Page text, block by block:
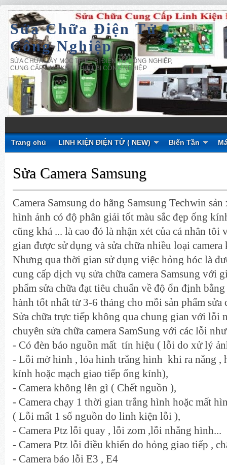
Sửa Chữa Điện Tử
Công Nghiệp
SỬA CHỮA MÁY MÓC THIẾT BỊ ĐIỆN TỬ CÔNG NGHIỆP,
CUNG CẤP LINH KIỆN THIẾT BỊ CÔNG NGHIỆP
Trang chủ LINH KIỆN ĐIỆN TỬ ( NEW) Biến Tần
Sửa Camera Samsung
Camera Samsung do hãng Samsung Techwin
hình ảnh có độ phân giải tốt màu sắc đẹp ống
cũng khá ... là cao đó là nhận xét của cá nhân tôi
gian được sử dụng và sửa chữa nhiều loại camera
Nhưng qua thời gian sử dụng việc hỏng hóc là
cung cấp dịch vụ sửa chữa camera Samsung với
phẩm sửa chữa đạt tiêu chuẩn về độ ổn định
hành tốt nhất từ 3-6 tháng cho mỗi sản phẩm sửa
Sửa chữa trực tiếp không qua chung gian với lỗi
chuyên sửa chữa camera SamSung với các lỗi
- Có đèn báo nguồn mất tín hiệu ( lỗi do xử lý
- Lỗi mờ hình , lóa hình trắng hình khi ra nắng ,
kính hoặc mạch giao tiếp ống kính),
- Camera không lên gì ( Chết nguồn ),
- Camera chạy 1 thời gian trắng hình hoặc mất
( Lỗi mất 1 số nguồn do linh kiện lỗi ),
- Camera Ptz lỗi quay , lỗi zom ,lỗi nhằng hình...
- Camera Ptz lỗi điều khiển do hỏng giao tiếp ,
- Camera báo lỗi E3 , E4